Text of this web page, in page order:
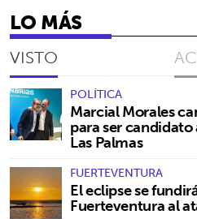
LO MÁS
VISTO
POLÍTICA
Marcial Morales
para ser
Las Palmas
FUERTEVENTURA
El eclipse se
Fuerteventura al